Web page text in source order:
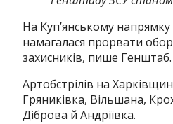
На Куп’янському
намагалася прорвати
захисників, пише Генштаб.
Артобстрілів на
Гряниківка, Вільшана,
Діброва й Андріївка.